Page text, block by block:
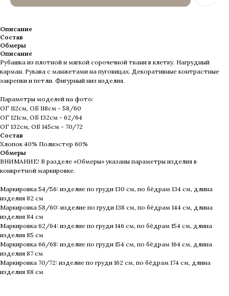
Описание
Состав
Обмеры
Описание
Рубашка из плотной и мягкой сорочечной ткани в клетку. Нагрудный
карман. Рукава с манжетами на пуговицах. Декоративные контрастные
закрепки и петли. Фигурный низ изделия.
Параметры моделей на фото:
ОГ 112см, ОБ 118см - 58/60
ОГ 121см, ОБ 132см - 62/64
ОГ 132см, ОБ 145см - 70/72
Состав
Хлопок 40% Полиэстер 60%
Обмеры
ВНИМАНИЕ! В разделе «Обмеры» указаны параметры изделия в
конкретной маркировке.
Маркировка 54/56: изделие по груди 130 см, по бёдрам 134 см, длина
изделия 82 см
Маркировка 58/60: изделие по груди 138 см, по бёдрам 144 см, длина
изделия 84 см
Маркировка 62/64: изделие по груди 146 см, по бёдрам 154 см, длина
изделия 85 см
Маркировка 66/68: изделие по груди 154 см, по бёдрам 164 см, длина
изделия 87 см
Маркировка 70/72: изделие по груди 162 см, по бёдрам 174 см, длина
изделия 88 см